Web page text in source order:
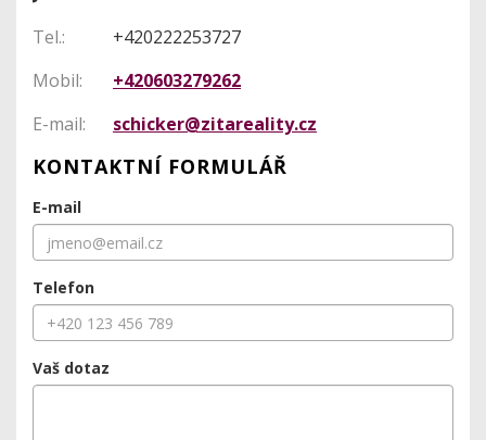
Tel.:
+420222253727
Mobil:
+420603279262
E-mail:
schicker@zitareality.cz
KONTAKTNÍ FORMULÁŘ
E-mail
Telefon
Vaš dotaz